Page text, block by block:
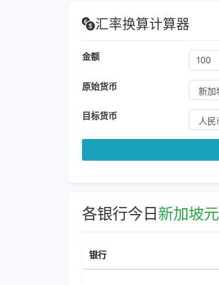
汇率换算计算器
金额
原始货币
目标货币
各银行今日 新加坡元
银行